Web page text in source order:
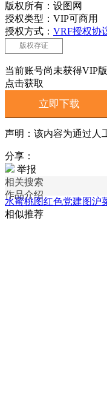
版权所有：设图网
授权类型：VIP可商用
授权方式： VRF授权协
版权存证
当前账号尚未获得VIP
点击获取
立即下载
声明：该内容为通过人
分享：
举报
相关搜索
作品介绍
水蜜桃图红色党建图沪
相似推荐